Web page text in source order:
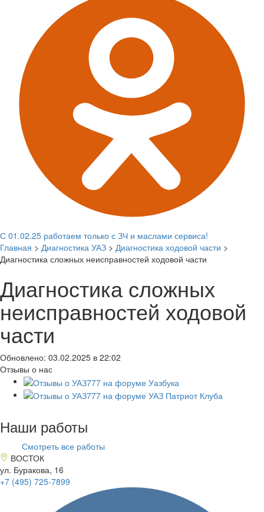
С 01.02.25 работаем только с ЗЧ и маслами сервиса!
Главная > Диагностика УАЗ > Диагностика ходовой части >
Диагностика сложных неисправностей ходовой части
Диагностика сложных
неисправностей ходовой
части
Обновлено: 03.02.2025 в 22:02
Отзывы о нас
Наши работы
Смотреть все работы
ВОСТОК
ул. Буракова, 16
+7 (495) 725-7899